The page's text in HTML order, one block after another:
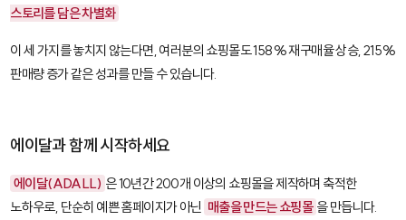
스토리를 담은 차별화
이 세 가지를 놓치지 않는다면, 여러분의 쇼핑몰도 158% 재구매율 상승, 215%
판매량 증가 같은 성과를 만들 수 있습니다.
에이달과 함께 시작하세요
에이달(ADALL) 은 10년간 200개 이상의 쇼핑몰을 제작하며 축적한
노하우로, 단순히 예쁜 홈페이지가 아닌 매출을 만드는 쇼핑몰 을 만듭니다.